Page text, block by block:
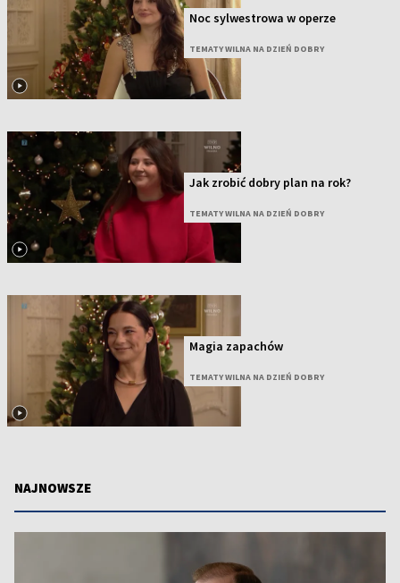
Noc sylwestrowa w operze
TEMATY WILNA NA DZIEŃ DOBRY
Jak zrobić dobry plan na rok?
TEMATY WILNA NA DZIEŃ DOBRY
Magia zapachów
TEMATY WILNA NA DZIEŃ DOBRY
NAJNOWSZE